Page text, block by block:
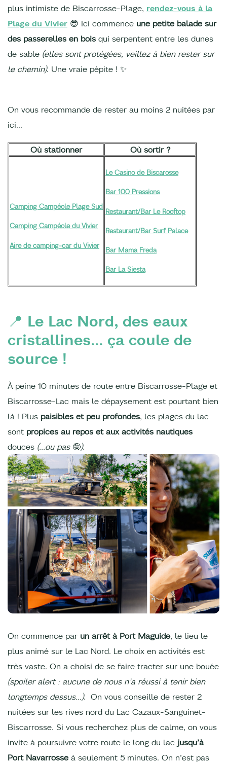
plus intimiste de Biscarrosse-Plage, rendez-vous à la
Plage du Vivier 😎 Ici commence une petite balade sur
des passerelles en bois qui serpentent entre les dunes
de sable (elles sont protégées, veillez à bien rester sur
le chemin). Une vraie pépite ! ✨
On vous recommande de rester au moins 2 nuitées par
ici…
Où stationner Où sortir ?
Camping Campéole Plage Sud
Camping Campéole du Vivier
Aire de camping-car du Vivier
Le Casino de Biscarosse
Bar 100 Pressions
Restaurant/Bar Le Rooftop
Restaurant/Bar Surf Palace
Bar Mama Freda
Bar La Siesta
📍 Le Lac Nord, des eaux
cristallines... ça coule de
source !
À peine 10 minutes de route entre Biscarrosse-Plage et
Biscarrosse-Lac mais le dépaysement est pourtant bien
là ! Plus paisibles et peu profondes, les plages du lac
sont propices au repos et aux activités nautiques
douces (...ou pas 🤪).
On commence par un arrêt à Port Maguide, le lieu le
plus animé sur le Lac Nord. Le choix en activités est
très vaste. On a choisi de se faire tracter sur une bouée
(spoiler alert : aucune de nous n’a réussi à tenir bien
longtemps dessus…). On vous conseille de rester 2
nuitées sur les rives nord du Lac Cazaux-Sanguinet-
Biscarrosse. Si vous recherchez plus de calme, on vous
invite à poursuivre votre route le long du lac jusqu’à
Port Navarrosseà seulement 5 minutes. On n’est pas